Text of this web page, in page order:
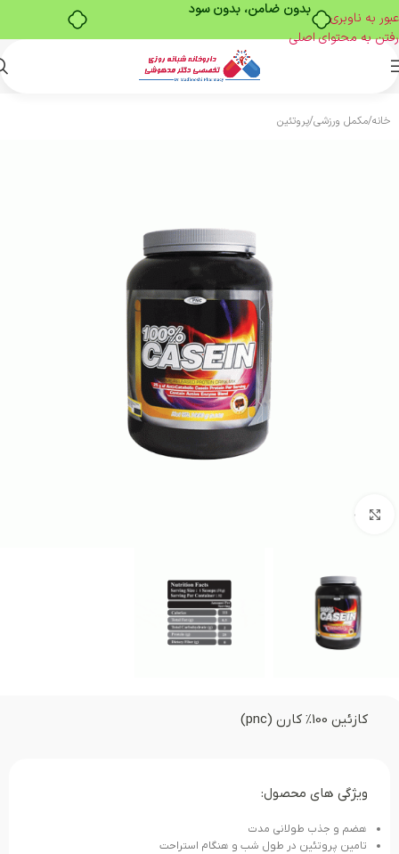
بدون ضامن، بدون سود
عبور به ناوبری
رفتن به محتوای اصلی
خانه/مکمل ورزشی/پروتئین
بزرگنمایی تصویر
کازئین 100% کارن (pnc)
ویژگی های محصول:
هضم و جذب طولانی مدت
تامین پروتئین در طول شب و هنگام استراحت